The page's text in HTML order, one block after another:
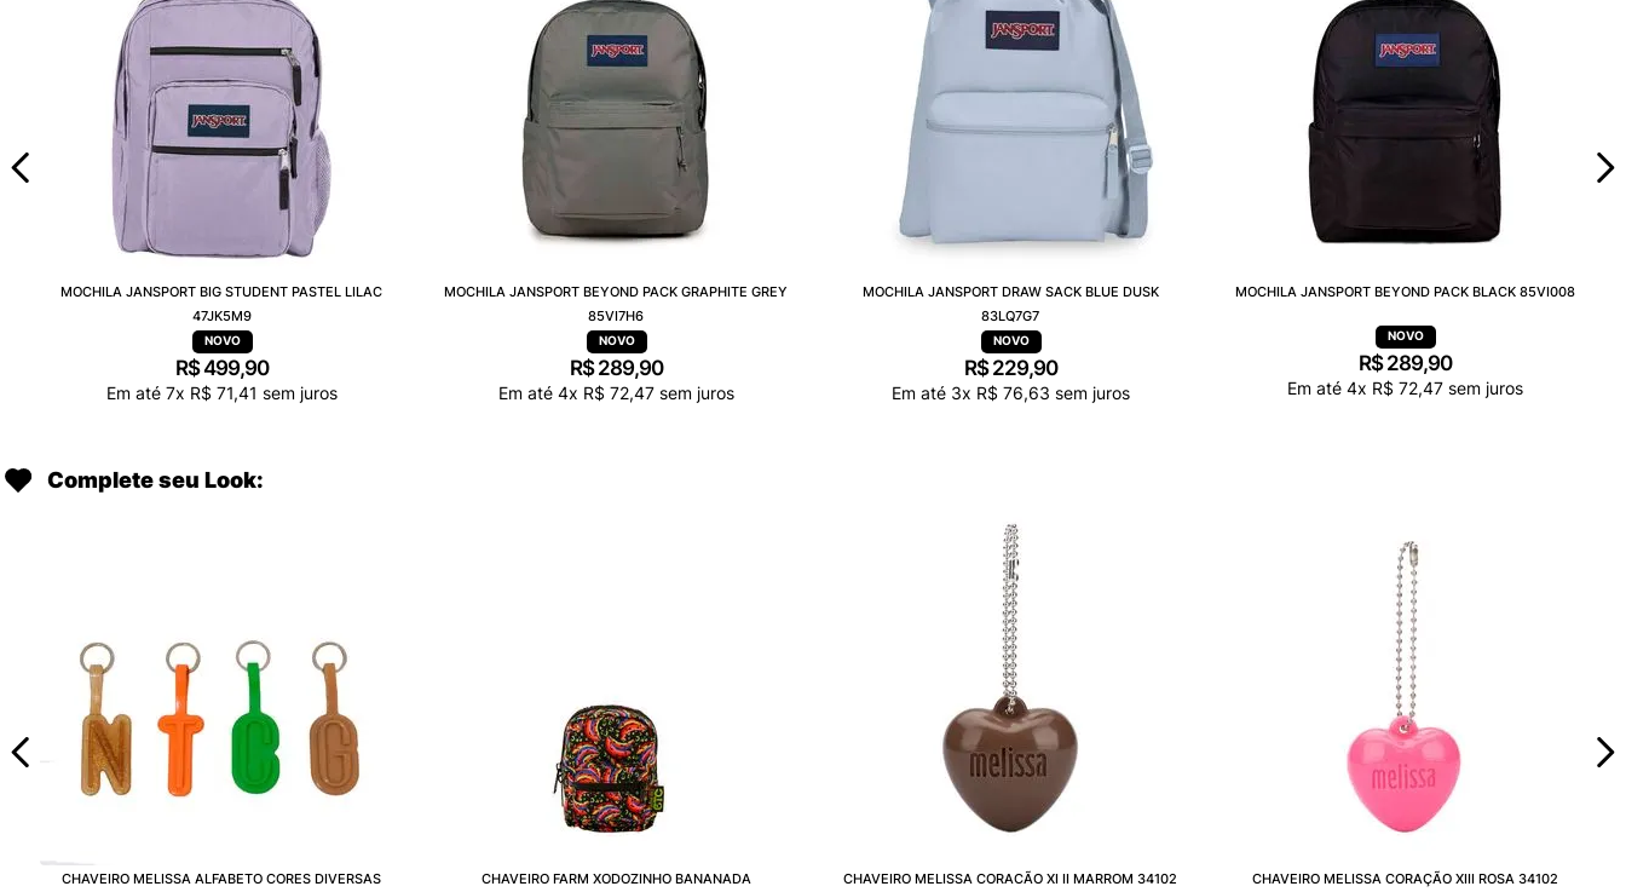
MOCHILA JANSPORT BIG STUDENT PASTEL LILAC
47JK5M9
R$499,90
Em até 7x R$ 71,41 sem juros
MOCHILA JANSPORT BEYOND PACK GRAPHITE GREY
85VI7H6
R$ 289,90
Em até 4x R$ 72,47sem juros
MOCHILA JANSPORT DRAW SACK BLUE DUSK
83LQ7G7
R$ 229,90
Em até 3x R$ 76,63 sem juros
MOCHILA JANSPORT BEYOND PACK BLACK 85VI008
R$ 289,90
Em até 4x R$ 72,47sem juros
Complete seu Look:
CHAVEIRO MELISSA ALFABETO CORES DIVERSAS
CHAVEIRO FARM XODOZINHO BANANADA CHAVEIRO MELISSA CORACÃO XI II MARROM 34102 CHAVEIRO MELISSA CORAÇÃO XIII ROSA 34102